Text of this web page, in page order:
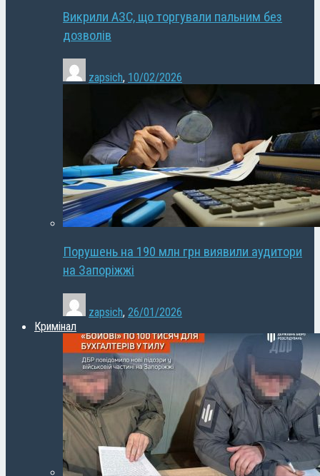
Викрили АЗС, що торгували пальним без
дозволів
zapsich, 10/02/2026
Порушень на 190 млн грн виявили аудитори
на Запоріжжі
zapsich, 26/01/2026
Кримінал